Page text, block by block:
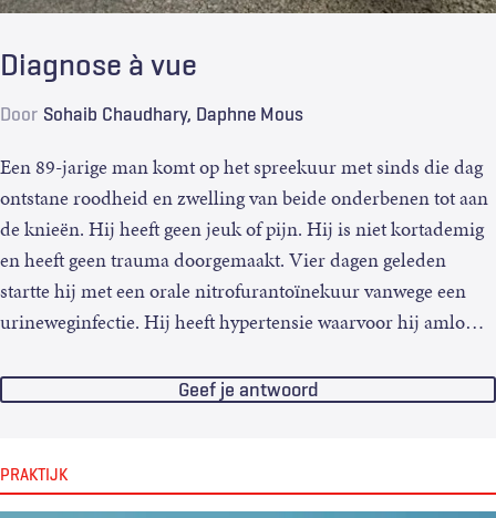
Diagnose à vue
Door Sohaib Chaudhary Daphne Mous
Een 89-jarige man komt op het spreekuur met sinds die dag
ontstane roodheid en zwelling van beide onderbenen tot aan
de knieën. Hij heeft geen jeuk of pijn. Hij is niet kortademig
en heeft geen trauma doorgemaakt. Vier dagen geleden
startte hij met een orale nitrofurantoïnekuur vanwege een
urineweginfectie. Hij heeft hypertensie waarvoor hij amlo…
Geef je antwoord
PRAKTIJK